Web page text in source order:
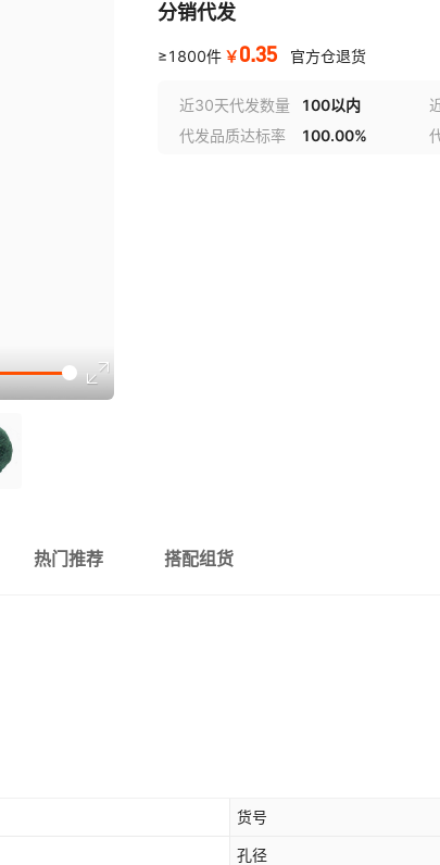
分销代发
≥1800件 ￥0.35 官方仓退货
近30天代发数量 100以内
代发品质达标率
100.00%
热门推荐 搭配组货
货号
孔径